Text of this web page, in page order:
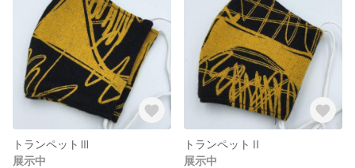
トランペットⅢ
展示中
トランペットⅡ
展示中